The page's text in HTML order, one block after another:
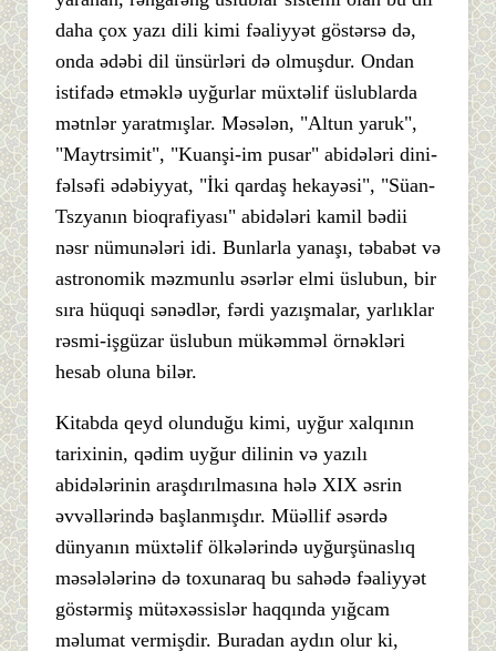
daha çox yazı dili kimi fəaliyyət göstərsə də,
onda ədəbi dil ünsürləri də olmuşdur. Ondan
istifadə etməklə uyğurlar müxtəlif üslublarda
mətnlər yaratmışlar. Məsələn, "Altun yaruk",
"Maytrsimit", "Kuanşi-im pusar" abidələri dini-
fəlsəfi ədəbiyyat, "İki qardaş hekayəsi", "Süan-
Tszyanın bioqrafiyası" abidələri kamil bədii
nəsr nümunələri idi. Bunlarla yanaşı, təbabət və
astronomik məzmunlu əsərlər elmi üslubun, bir
sıra hüquqi sənədlər, fərdi yazışmalar, yarlıklar
rəsmi-işgüzar üslubun mükəmməl örnəkləri
hesab oluna bilər.
Kitabda qeyd olunduğu kimi, uyğur xalqının
tarixinin, qədim uyğur dilinin və yazılı
abidələrinin araşdırılmasına hələ XIX əsrin
əvvəllərində başlanmışdır. Müəllif əsərdə
dünyanın müxtəlif ölkələrində uyğurşünaslıq
məsələlərinə də toxunaraq bu sahədə fəaliyyət
göstərmiş mütəxəssislər haqqında yığcam
məlumat vermişdir. Buradan aydın olur ki,